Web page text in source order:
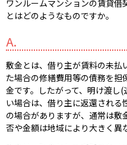
索
ワンルームマンションの賃貸借
とはどのようなものですか。
A.
敷金とは、借り主が賃料の未払
た場合の修繕費用等の債務を
金です。したがって、明け渡し
い場合は、借り主に返還される
の場合がありますが、通常は敷
否や金額は地域により大きく異